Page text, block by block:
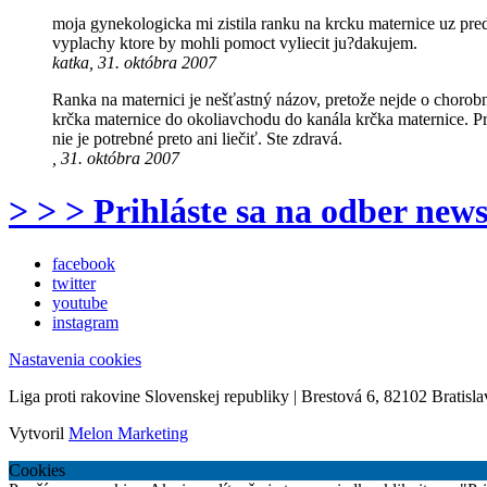
moja gynekologicka mi zistila ranku na krcku maternice uz
vyplachy ktore by mohli pomoct vyliecit ju?dakujem.
katka, 31. októbra 2007
Ranka na maternici je nešťastný názov, pretože nejde o
krčka maternice do okoliavchodu do kanála krčka maternice.
nie je potrebné preto ani liečiť. Ste zdravá.
, 31. októbra 2007
> > > Prihláste sa na odber
facebook
twitter
youtube
instagram
Nastavenia cookies
Liga proti rakovine Slovenskej republiky | Brestová 6, 82102
Vytvoril Melon Marketing
Cookies